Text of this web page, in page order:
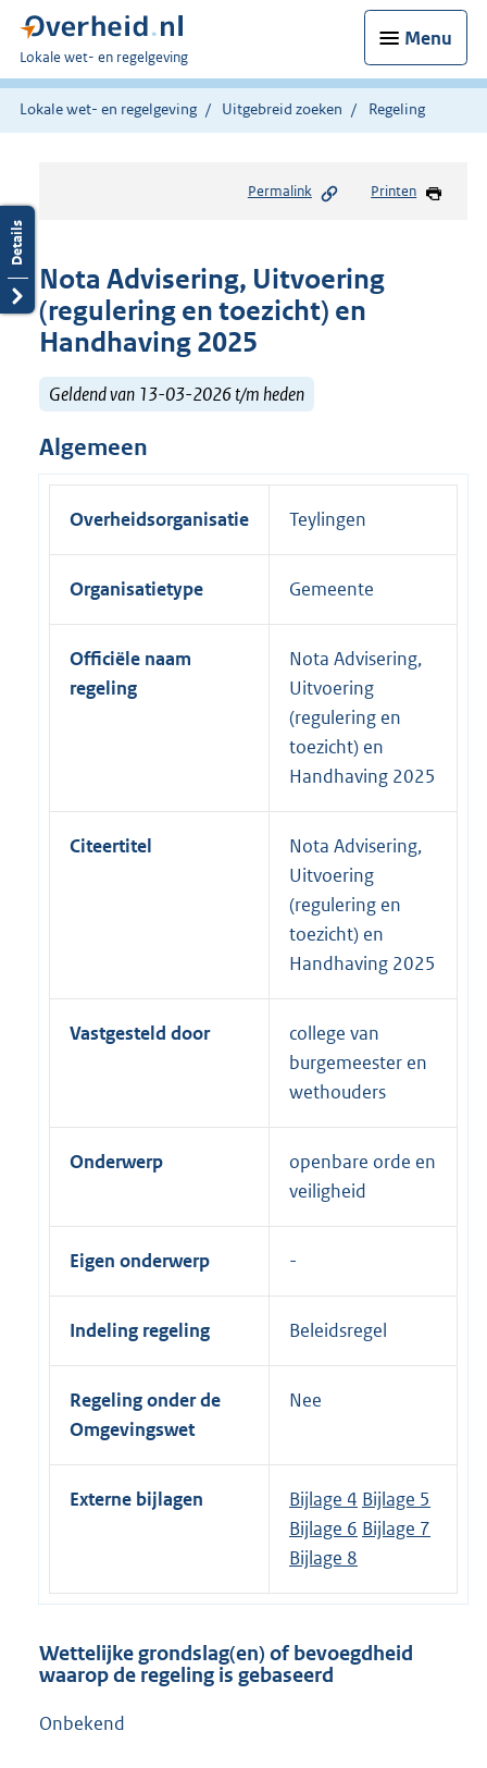
Menu
U
bent
hier:
Lokale wet- en regelgeving
Lokale wet- en regelgeving Uitgebreid zoeken Regeling
Permalink Printen
Nota Advisering, Uitvoering
(regulering en toezicht) en
Handhaving 2025
Geldend van 13-03-2026 t/m heden
Algemeen
Overheidsorganisatie Teylingen
Organisatietype Gemeente
Officiële naam
regeling
Nota Advisering,
Uitvoering
(regulering en
toezicht) en
Handhaving 2025
Citeertitel
Nota Advisering,
Uitvoering
(regulering en
toezicht) en
Handhaving 2025
Vastgesteld door
college van
burgemeester en
wethouders
Onderwerp
openbare orde en
veiligheid
Eigen onderwerp
Indeling regeling Beleidsregel
Regeling onder de
Omgevingswet
Nee
Externe bijlagen Bijlage 4 Bijlage 5
Bijlage 6 Bijlage 7
Bijlage 8
Wettelijke grondslag(en) of bevoegdheid
waarop de regeling is gebaseerd
Onbekend